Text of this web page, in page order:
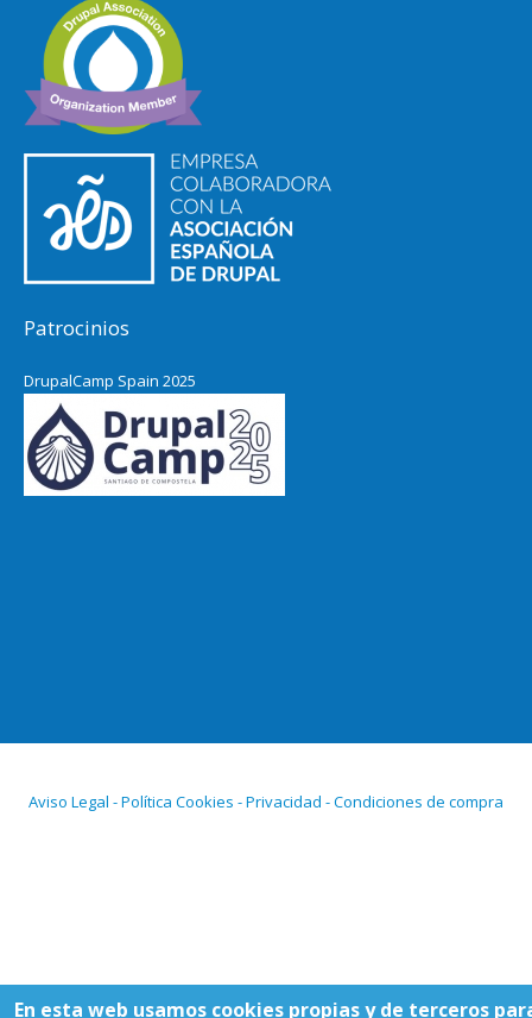
Patrocinios
DrupalCamp Spain 2025
Pacific Northwest Drupal Summit
2024
Aviso Legal - Política Cookies - Privacidad - Condiciones de compra
En esta web usamos cookies propias y de terceros